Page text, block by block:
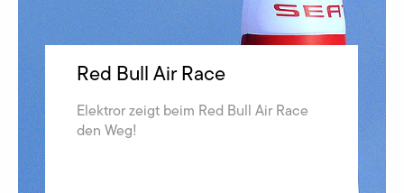
Red Bull Air Race
Elektror zeigt beim Red Bull Air Race
den Weg!